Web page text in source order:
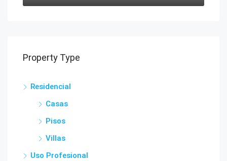
Property Type
Residencial
Casas
Pisos
Villas
Uso Profesional